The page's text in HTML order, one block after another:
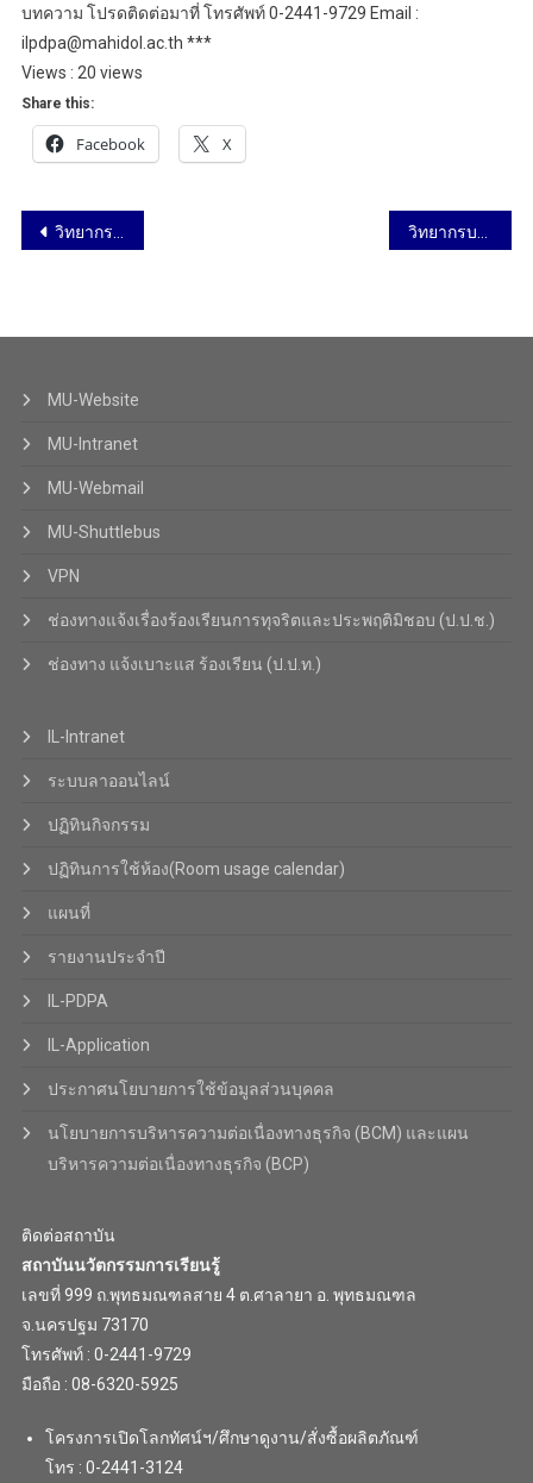
บทความ โปรดติดต่อมาที่ โทรศัพท์ 0-2441-9729 Email :
ilpdpa@mahidol.ac.th ***
Views : 20 views
Share this:
Facebook X
วิทยากรบรรยายในหัวข้อ Enhancing Generative AI Literacy for Educators เพิ่มประสิทธิภาพด้าน Generative AI สำหรับอาจารย์มหาวิทยาลัยมหิดล มหาวิทยาลัยมหิดล ศาลายา วันที่ 26 มีนาคม 2568
MU-Website
MU-Intranet
MU-Webmail
MU-Shuttlebus
VPN
ช่องทางแจ้งเรื่องร้องเรียนการทุจริตและประพฤติมิชอบ (ป.ป.ช.)
ช่องทาง แจ้งเบาะแส ร้องเรียน (ป.ป.ท.)
IL-Intranet
ระบบลาออนไลน์
ปฏิทินกิจกรรม
ปฏิทินการใช้ห้อง(Room usage calendar)
แผนที่
รายงานประจำปี
IL-PDPA
IL-Application
ประกาศนโยบายการใช้ข้อมูลส่วนบุคคล
นโยบายการบริหารความต่อเนื่องทางธุรกิจ (BCM) และแผน
บริหารความต่อเนื่องทางธุรกิจ (BCP)
ติดต่อสถาบัน
สถาบันนวัตกรรมการเรียนรู้
เลขที่ 999 ถ.พุทธมณฑลสาย 4 ต.ศาลายา อ. พุทธมณฑล
จ.นครปฐม 73170
โทรศัพท์ : 0-2441-9729
มือถือ : 08-6320-5925
โครงการเปิดโลกทัศน์ฯ/ศึกษาดูงาน/สั่งซื้อผลิตภัณฑ์
โทร : 0-2441-3124